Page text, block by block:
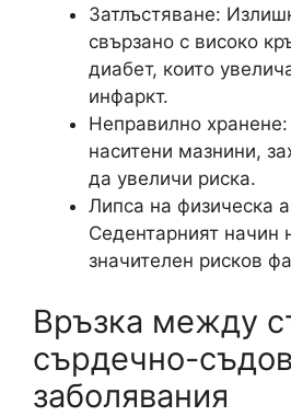
Затлъстяване:
свързано с високо
диабет, които
инфаркт.
Неправилно
наситени мазнини,
да увеличи риска.
Липса на физическа
Седентарният начин
значителен рисков
Връзка между
сърдечно-
заболявания